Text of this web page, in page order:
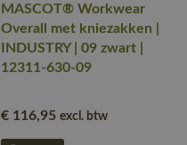
MASCOT® Workwear
Overall met kniezakken |
INDUSTRY | 09 zwart |
12311-630-09
€ 116,95 excl. btw